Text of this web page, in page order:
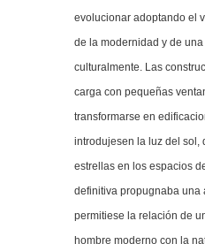
evolucionar adoptando el
de la modernidad y de
culturalmente. Las
carga con pequeñas
transformarse en
introdujesen la luz del sol,
estrellas en los espacios
definitiva propugnaba una
permitiese la relación de
hombre moderno con la